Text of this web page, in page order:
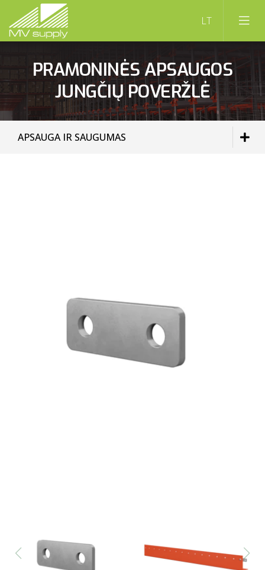
PRAMONINĖS APSAUGOS
JUNGČIŲ POVERŽLĖ
APSAUGA IR SAUGUMAS